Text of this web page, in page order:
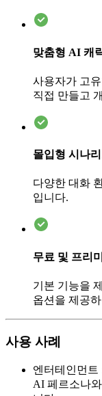
맞춤형 AI 캐
사용자가 고
직접 만들고
몰입형 시나
다양한 대화
입니다.
무료 및 프리
기본 기능을
옵션을 제공
사용 사례
엔터테인먼트
AI 페르소나